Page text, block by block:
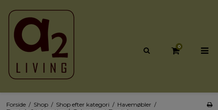
0
Forside / Shop / Shop efter kategori / Havemøbler /